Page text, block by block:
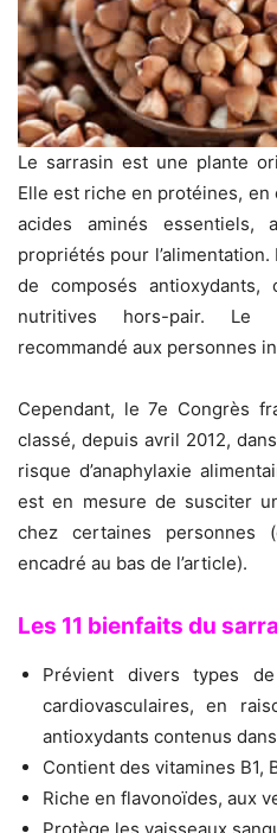
Le sarrasin est une plante
Elle est riche en protéines,
acides aminés essentiels,
propriétés pour
de composés
nutritives hors-pair. Le
recommandé aux personnes
Cependant, le 7e Congrès
classé, depuis avril 2012,
risque d’anaphylaxie
est en mesure de susciter
chez certaines personnes
encadré au bas de l’article).
Les 11 bienfaits du
Prévient divers types
cardiovasculaires, en
antioxydants contenus
Contient des vitamines B1,
Riche en flavonoïdes, aux
Protège les vaisseaux